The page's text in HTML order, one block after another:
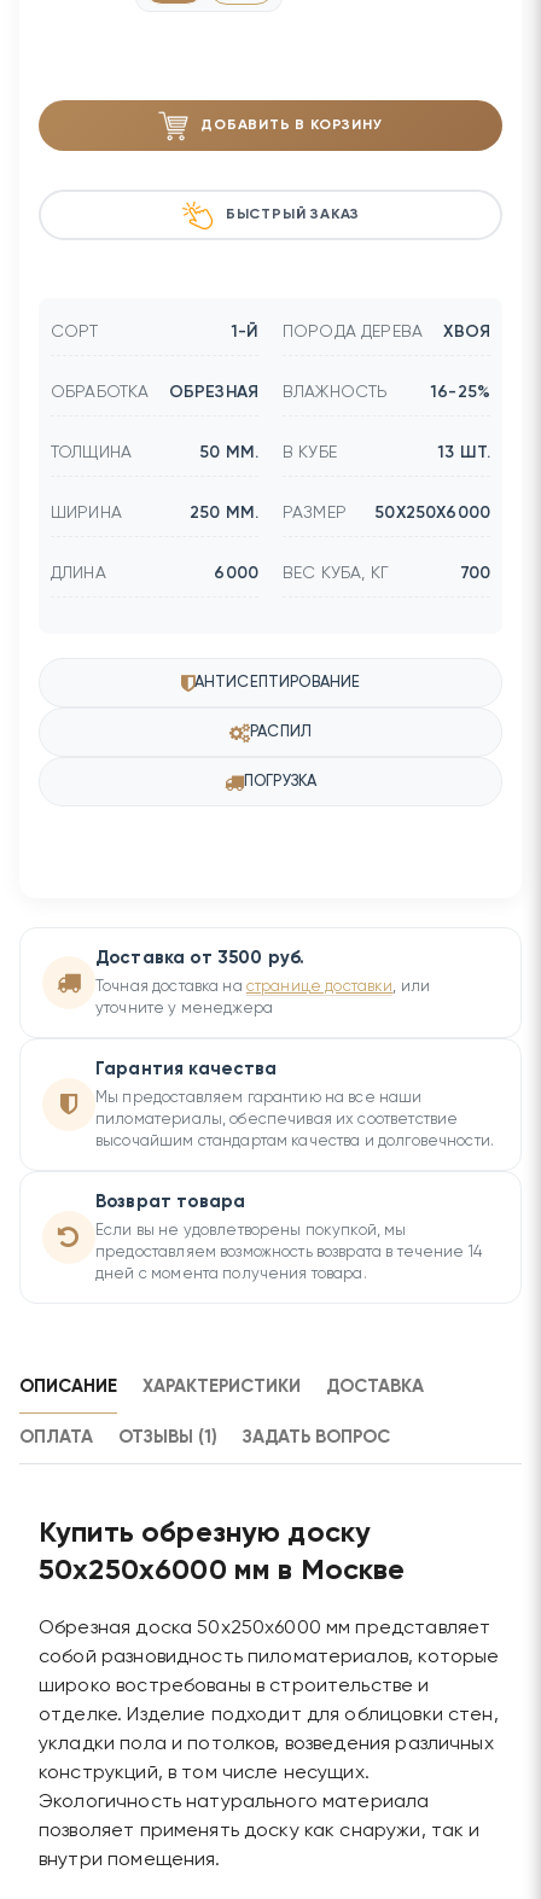
ДОБАВИТЬ В КОРЗИНУ
БЫСТРЫЙ ЗАКАЗ
СОРТ 1-Й ПОРОДА ДЕРЕВА ХВОЯ
ОБРАБОТКА ОБРЕЗНАЯ ВЛАЖНОСТЬ 16-25%
ТОЛЩИНА 50 ММ. В КУБЕ 13 ШТ.
ШИРИНА 250 ММ. РАЗМЕР 50Х250Х6000
ДЛИНА 6000 ВЕС КУБА, КГ 700
АНТИСЕПТИРОВАНИЕ
РАСПИЛ
ПОГРУЗКА
Доставка от 3500 руб.
Точная доставка на странице доставки, или
уточните у менеджера
Гарантия качества
Мы предоставляем гарантию на все наши
пиломатериалы, обеспечивая их соответствие
высочайшим стандартам качества и долговечности.
Возврат товара
Если вы не удовлетворены покупкой, мы
предоставляем возможность возврата в течение 14
дней с момента получения товара.
ОПИСАНИЕ ХАРАКТЕРИСТИКИ ДОСТАВКА
ОПЛАТА ОТЗЫВЫ (1) ЗАДАТЬ ВОПРОС
Купить обрезную доску
50х250х6000 мм в Москве
Обрезная доска 50х250х6000 мм представляет
собой разновидность пиломатериалов, которые
широко востребованы в строительстве и
отделке. Изделие подходит для облицовки стен,
укладки пола и потолков, возведения различных
конструкций, в том числе несущих.
Экологичность натурального материала
позволяет применять доску как снаружи, так и
внутри помещения.